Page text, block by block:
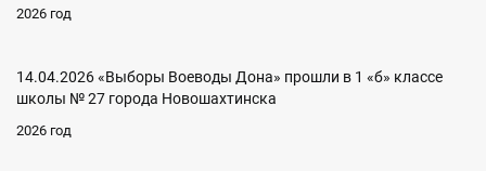
2026 год
14.04.2026 «Выборы Воеводы Дона» прошли в 1 «б» классе
школы № 27 города Новошахтинска
2026 год